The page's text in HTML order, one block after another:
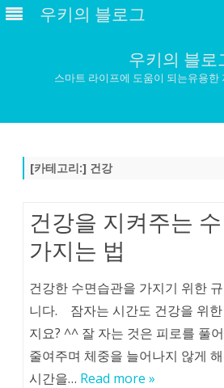
우키의 블로그
우키의 블로
스마트 라이프에 도움이 되는유용한
[카테고리:] 건강
건강을 지켜주는
가지는 법
건강한 수면습관을 가지기 위한
니다. 잠자는 시간도 건강을 위한
지요? ^^ 잘 자는 것은 피로를 풀
줄여주며 체중을 늘어나지 않게
시간을… Read more »